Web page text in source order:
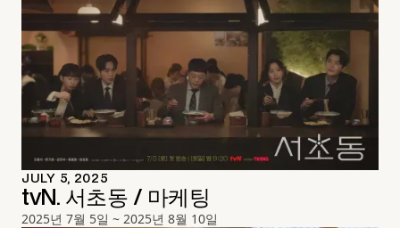
JULY 5, 2025
tvN. 서초동 / 마케팅
2025년 7월 5일 ~ 2025년 8월 10일